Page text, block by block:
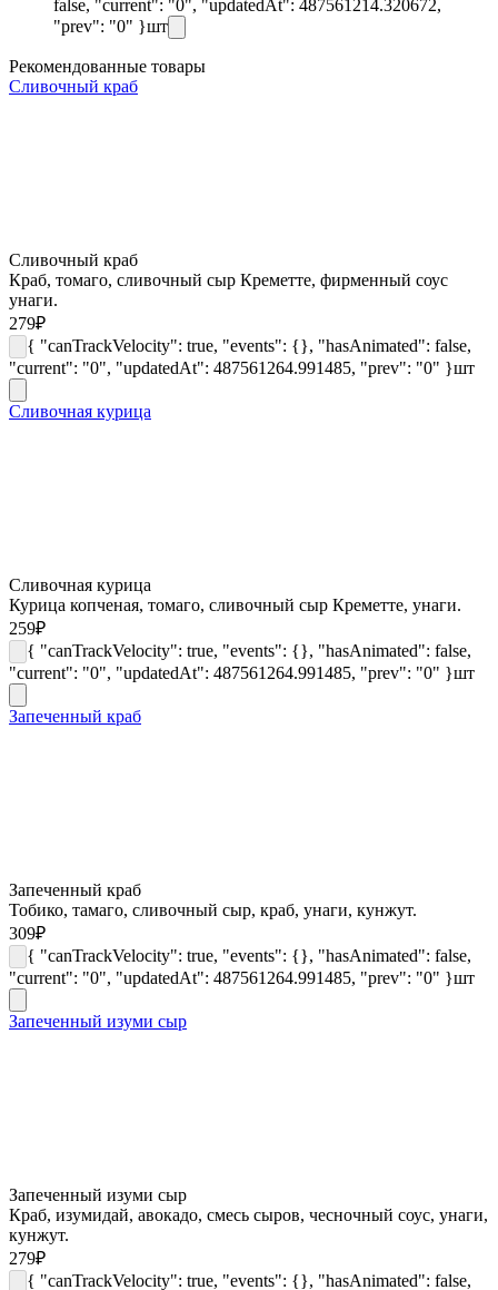
false, "current": "0", "updatedAt": 487561214.320672,
"prev": "0" }шт
Рекомендованные товары
Сливочный краб
Сливочный краб
Краб, томаго, сливочный сыр Креметте, фирменный соус
унаги.
279₽
{ "canTrackVelocity": true, "events": {}, "hasAnimated": false,
"current": "0", "updatedAt": 487561264.991485, "prev": "0" }шт
Сливочная курица
Сливочная курица
Курица копченая, томаго, сливочный сыр Креметте, унаги.
259₽
{ "canTrackVelocity": true, "events": {}, "hasAnimated": false,
"current": "0", "updatedAt": 487561264.991485, "prev": "0" }шт
Запеченный краб
Запеченный краб
Тобико, тамаго, сливочный сыр, краб, унаги, кунжут.
309₽
{ "canTrackVelocity": true, "events": {}, "hasAnimated": false,
"current": "0", "updatedAt": 487561264.991485, "prev": "0" }шт
Запеченный изуми сыр
Запеченный изуми сыр
Краб, изумидай, авокадо, смесь сыров, чесночный соус, унаги,
кунжут.
279₽
{ "canTrackVelocity": true, "events": {}, "hasAnimated": false,